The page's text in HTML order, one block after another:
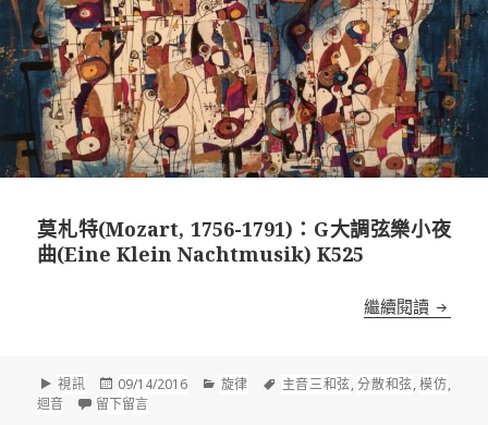
莫札特(Mozart, 1756-1791)：G大調弦樂小夜
曲(Eine Klein Nachtmusik) K525
繼續閱讀 莫札
格
式
視訊
發
佈
09/14/2016
分
旋律
標
主音三和弦,分散和弦,模仿,
迴音
留下留言在 莫札特(Mozart, 1756-1791)：G大調弦樂小夜曲(Eine